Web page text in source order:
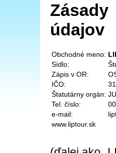
údajov
Obchodné meno:
Sídlo:
Zápis v OR:
IČO:
Štatutárny orgán:
Tel. číslo:
e-mail:
www.liptour.sk